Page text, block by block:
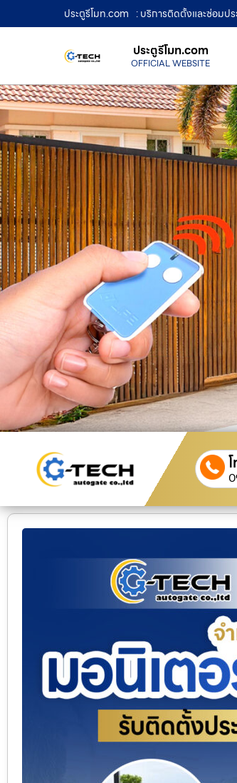
ประตูรีโมท.com : บริการติดตั้งและซ่อมป
ประตูรีโมท.com
OFFICIAL WEBSITE